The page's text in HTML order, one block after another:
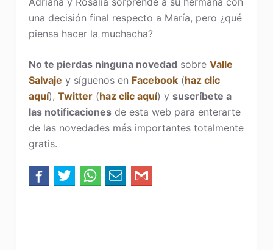
una decisión final respecto a María, pero ¿qué
piensa hacer la muchacha?
No te pierdas ninguna novedad sobre Valle
Salvaje y síguenos en Facebook(haz clic
aquí), Twitter(haz clic aquí) y suscríbete a
las notificacionesde esta web para enterarte
de las novedades más importantes totalmente
gratis.